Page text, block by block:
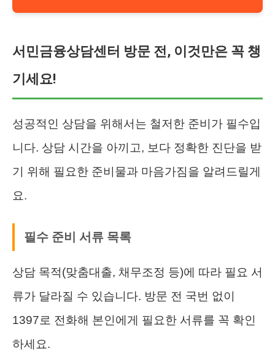
서민금융상담센터 방문 전, 이것만은 꼭 챙
기세요!
성공적인 상담을 위해서는 철저한 준비가 필수입
니다. 상담 시간을 아끼고, 보다 정확한 진단을 받
기 위해 필요한 준비물과 마음가짐을 알려드릴게
요.
필수 준비 서류 목록
상담 목적(맞춤대출, 채무조정 등)에 따라 필요 서
류가 달라질 수 있습니다. 방문 전 국번 없이
1397로 전화해 본인에게 필요한 서류를 꼭 확인
하세요.